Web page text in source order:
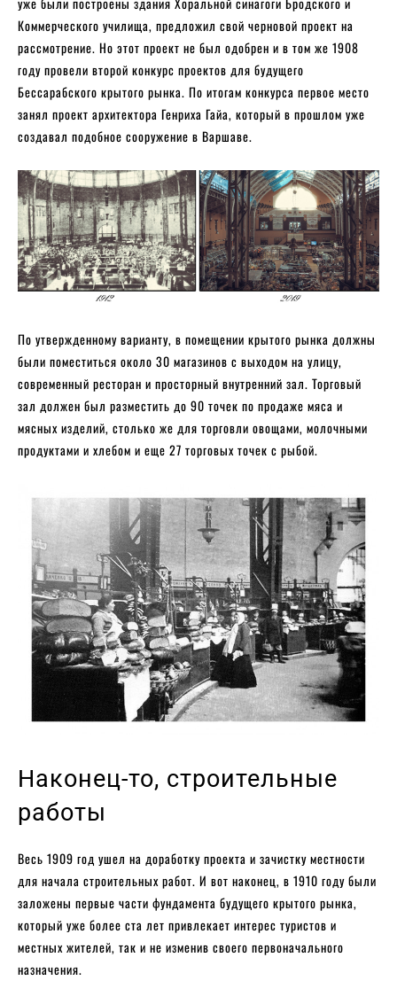
Коммерческого училища, предложил свой черновой проект на
рассмотрение. Но этот проект не был одобрен и в том же 1908
году провели второй конкурс проектов для будущего
Бессарабского крытого рынка. По итогам конкурса первое место
занял проект архитектора Генриха Гайа, который в прошлом уже
создавал подобное сооружение в Варшаве.
По утвержденному варианту, в помещении крытого рынка должны
были поместиться около 30 магазинов с выходом на улицу,
современный ресторан и просторный внутренний зал. Торговый
зал должен был разместить до 90 точек по продаже мяса и
мясных изделий, столько же для торговли овощами, молочными
продуктами и хлебом и еще 27 торговых точек с рыбой.
Наконец-то, строительные
работы
Весь 1909 год ушел на доработку проекта и зачистку местности
для начала строительных работ. И вот наконец, в 1910 году были
заложены первые части фундамента будущего крытого рынка,
который уже более ста лет привлекает интерес туристов и
местных жителей, так и не изменив своего первоначального
назначения.